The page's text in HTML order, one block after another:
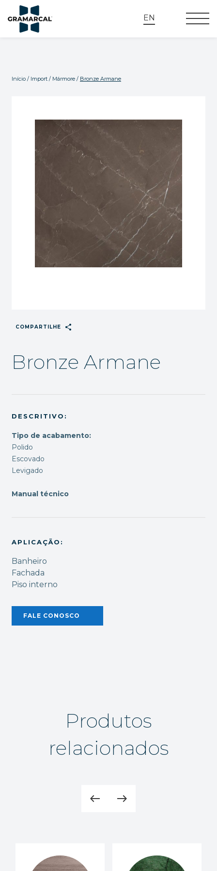
EN
Início / Import / Mármore / Bronze Armane
COMPARTILHE share
Bronze Armane
DESCRITIVO:
Tipo de acabamento:
Polido
Escovado
Levigado
Manual técnico
APLICAÇÃO:
Banheiro
Fachada
Piso interno
FALE CONOSCO
Produtos
relacionados
west east